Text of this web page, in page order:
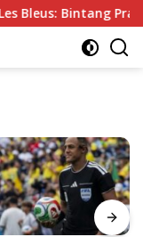
Bintang Prancis